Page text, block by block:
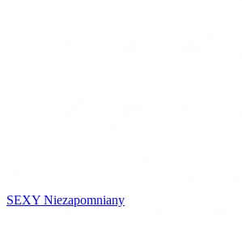
SEXY Niezapomniany